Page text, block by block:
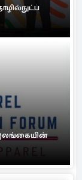
இலங்கையின்